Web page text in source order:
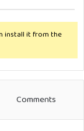
install it from the
Comments